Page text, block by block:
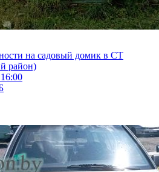
на садовый домик в СТ
район)